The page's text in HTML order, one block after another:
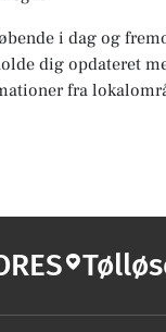
i dag og
dig opdateret
fra